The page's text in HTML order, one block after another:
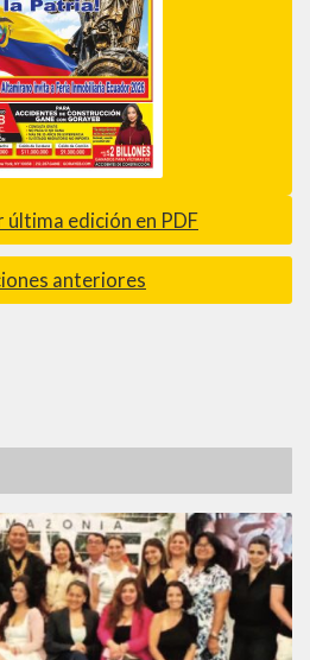
última edición en PDF
anteriores